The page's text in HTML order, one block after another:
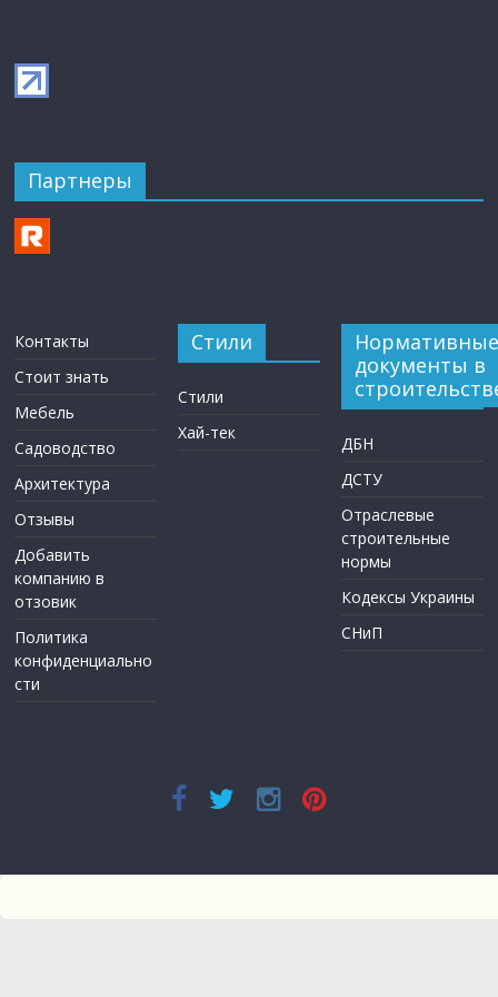
Партнеры
Контакты
Стоит знать
Мебель
Садоводство
Архитектура
Отзывы
Добавить
компанию в
отзовик
Политика
конфиденциально
сти
Стили
Стили
Хай-тек
Нормативные
документы в
ДБН
ДСТУ
Отраслевые
строительные
нормы
Кодексы Украины
СНиП